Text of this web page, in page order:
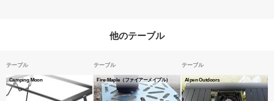
他のテーブル
テーブル
Camping Moon
テーブル
Fire-Maple（ファイアーメイプル）
テーブル
Alpen Outdoors